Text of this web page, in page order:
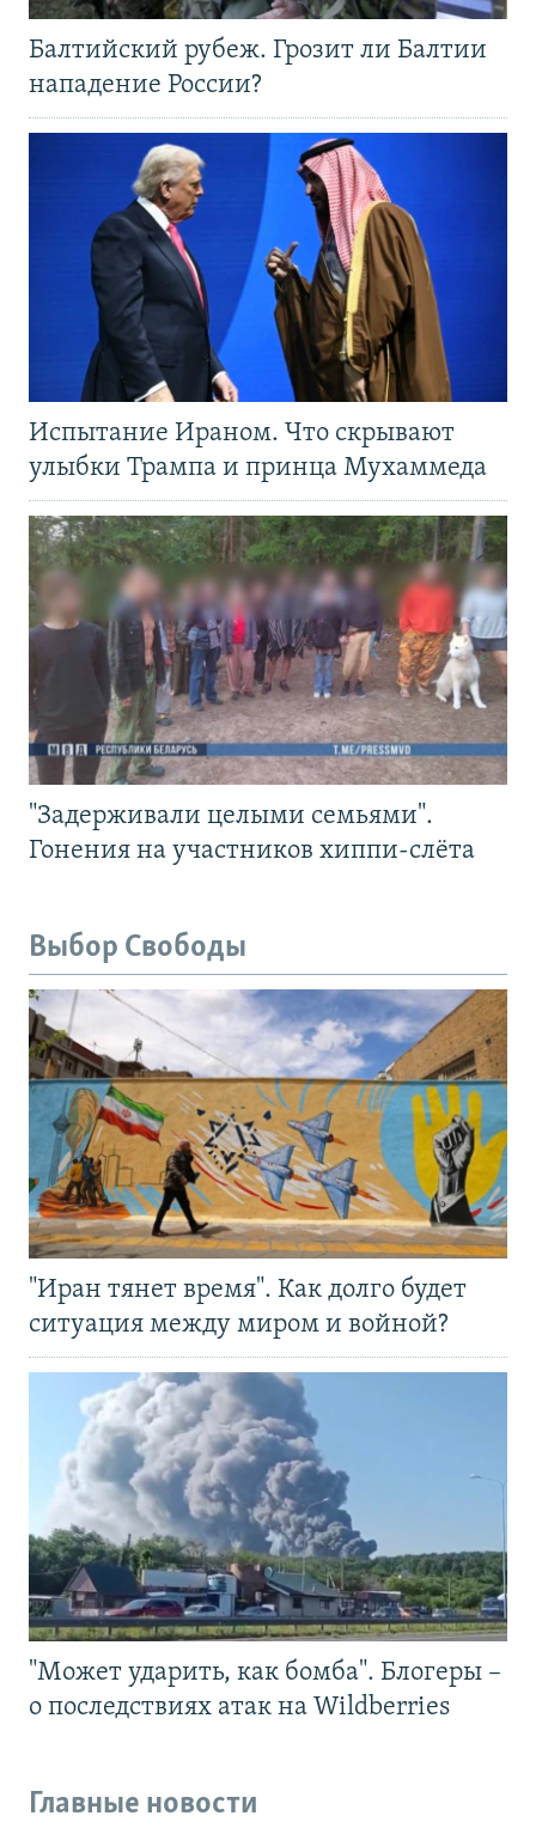
Балтийский рубеж. Грозит ли Балтии
нападение России?
Испытание Ираном. Что скрывают
улыбки Трампа и принца Мухаммеда
"Задерживали целыми семьями".
Гонения на участников хиппи-слёта
Выбор Свободы
"Иран тянет время". Как долго будет
ситуация между миром и войной?
"Может ударить, как бомба". Блогеры –
о последствиях атак на Wildberries
Главные новости